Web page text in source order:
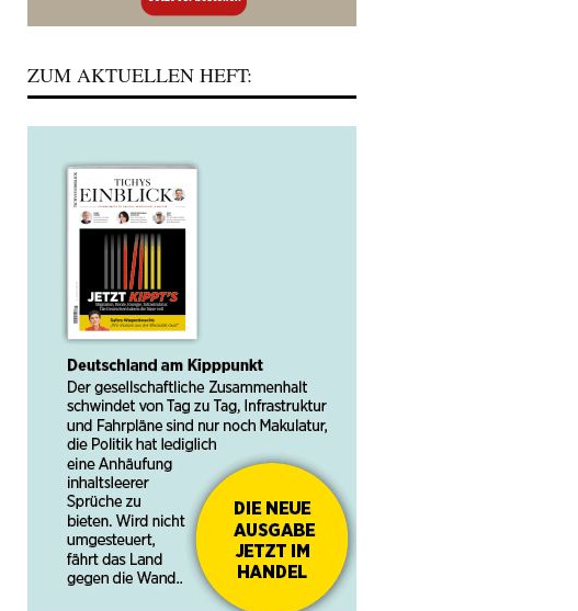
ZUM AKTUELLEN HEFT: